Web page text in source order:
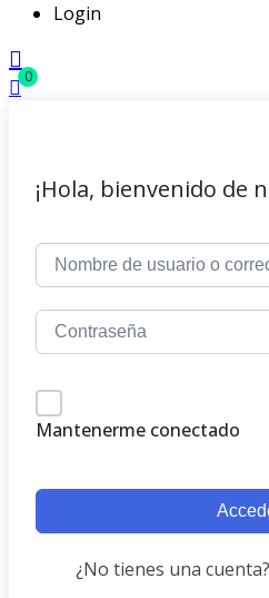
Login
0
¡Hola, bienvenido de
Mantenerme conectado
¿No tienes una cuenta?